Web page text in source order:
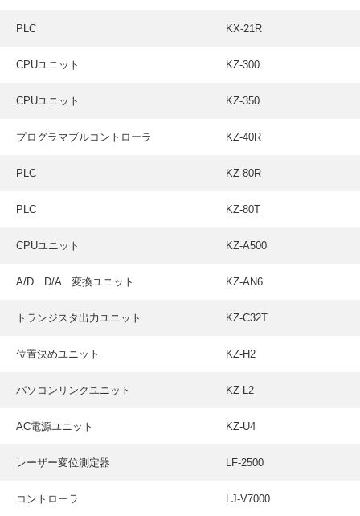
PLC KX-21R
CPUユニット KZ-300
CPUユニット KZ-350
プログラマブルコントローラ KZ-40R
PLC KZ-80R
PLC KZ-80T
CPUユニット KZ-A500
A/D D/A 変換ユニット KZ-AN6
トランジスタ出力ユニット KZ-C32T
位置決めユニット KZ-H2
パソコンリンクユニット KZ-L2
AC電源ユニット KZ-U4
レーザー変位測定器 LF-2500
コントローラ LJ-V7000